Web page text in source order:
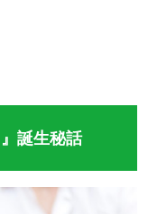
誕生秘話